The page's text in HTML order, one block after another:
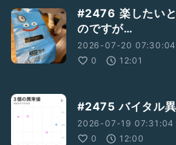
#2476 楽したい
のですが…
2026-07-20 07:30:04
0
12:01
#2475 バイタル
2026-07-19 07:31:04
0
12:00